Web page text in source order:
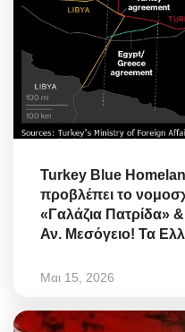
Turkey Blue
προβλέπει το
«Γαλάζια Πατρίδα» &
Αν. Μεσόγειο! Τα
Μαι 15, 2026